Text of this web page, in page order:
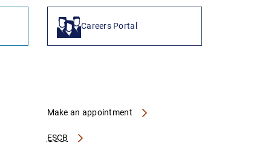
Careers Portal
ESCB
Make an appointment